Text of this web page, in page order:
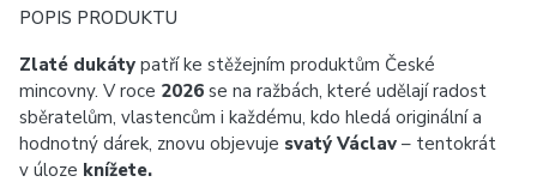
POPIS PRODUKTU
Zlaté dukáty patří ke stěžejním produktům České
mincovny. V roce 2026 se na ražbách, které udělají radost
sběratelům, vlastencům i každému, kdo hledá originální a
hodnotný dárek, znovu objevuje svatý Václav – tentokrát
v úloze knížete.